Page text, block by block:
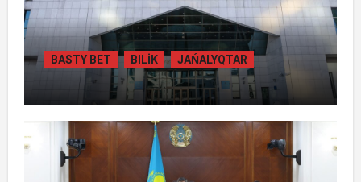
BASTY BET BILİK JAŃALYQTAR
ҚАЗАҚСТАНДА ГИДРОЭНЕРГЕТИКАНЫ
ДАМЫТУДЫҢ 2035 ЖЫЛҒА ДЕЙІНГІ
ЖОСПАРЫ БЕКІТІЛДІ